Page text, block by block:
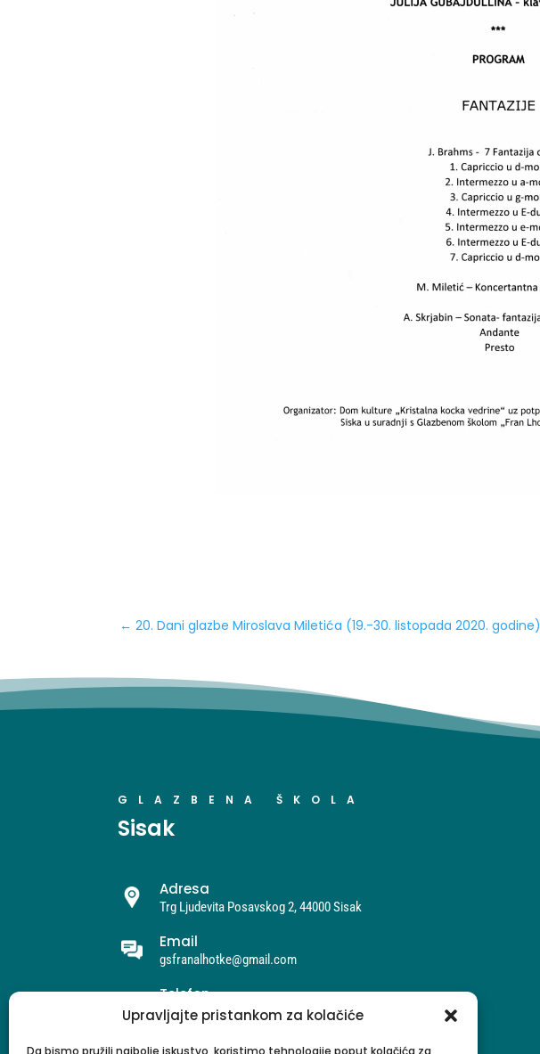
Upravljajte pristankom za kolačiće
Da bismo pružili najbolje iskustvo, koristimo tehnologije poput kolačića za
←20. Dani glazbe Miroslava Miletića (19.-30. listopada 2020. godine)
GLAZBENA ŠKOLA
Sisak
Adresa
Trg Ljudevita Posavskog 2, 44000 Sisak
Email
gsfranalhotke@gmail.com
Telefon
044/548-528